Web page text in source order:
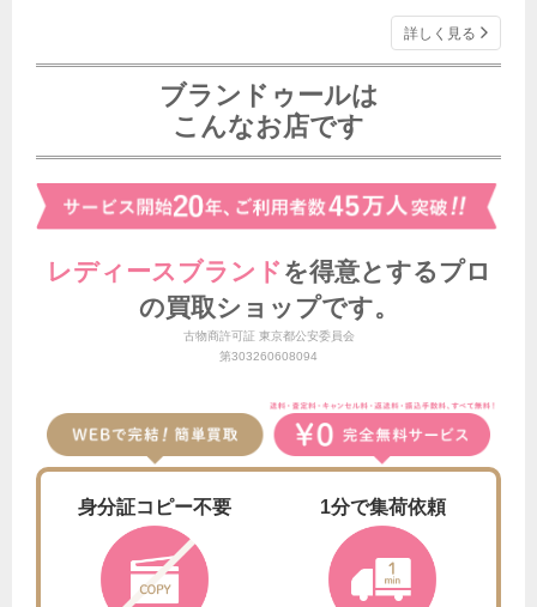
詳しく見る
ブランドゥールは
こんなお店です
レディースブランド を得意とする プロ
の買取ショップです。
古物商許可証 東京都公安委員会
第303260608094
身分証コピー不要 1分で集荷依頼